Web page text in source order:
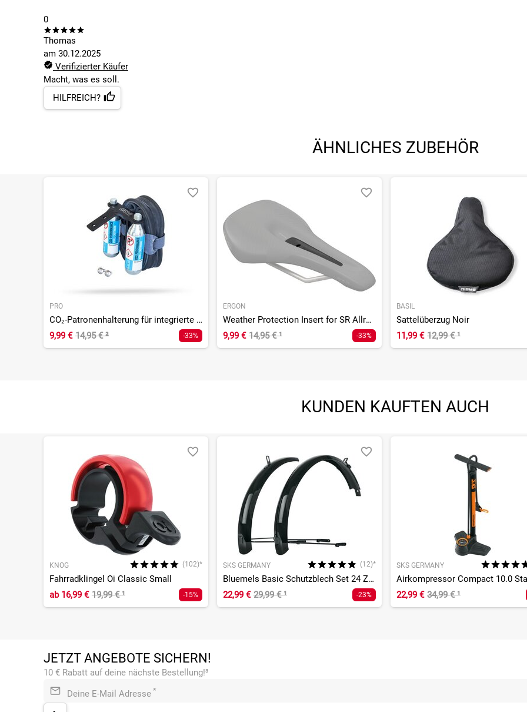
0
Thomas
am 30.12.2025
Verifizierter Käufer
Macht, was es soll.
HILFREICH?
ÄHNLICHES ZUBEHÖR
PRO
CO₂-Patronenhalterung für integrierte Sattelhalterung
9,99 € 14,95 €² -33%
ERGON
Weather Protection Insert for SR Allroad Women
9,99 € 14,95 €¹ -33%
BASIL
Sattelüberzug Noir
11,99 € 12,99 €¹
KUNDEN KAUFTEN AUCH
KNOG (102)*
Fahrradklingel Oi Classic Small
ab16,99 € 19,99 €¹ -15%
SKS GERMANY (12)*
Bluemels Basic Schutzblech Set 24 Zoll schwarz
22,99 € 29,99 €¹ -23%
SKS GERMANY
22,99 € 34,99 €¹
JETZT ANGEBOTE SICHERN!
10 € Rabatt auf deine nächste Bestellung!³
Deine E-Mail Adresse *